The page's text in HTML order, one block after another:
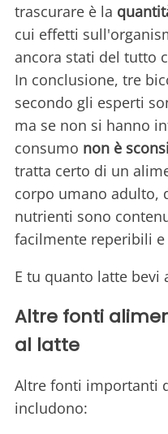
trascurare è la
cui effetti
ancora stati del tutto
In conclusione, tre
secondo gli esperti
ma se non si hanno
consumo non è
tratta certo di un
corpo umano adulto,
nutrienti sono
facilmente reperibili
E tu quanto latte bevi
Altre fonti
al latte
Altre fonti importanti
includono: